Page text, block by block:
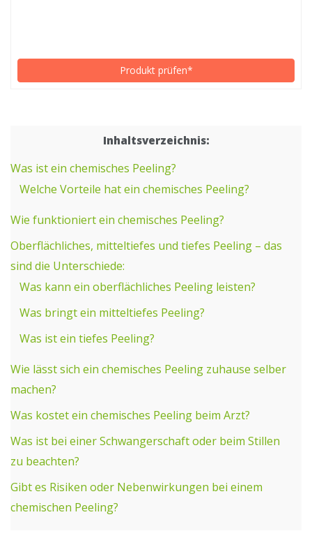
Produkt prüfen*
Inhaltsverzeichnis:
Was ist ein chemisches Peeling?
Welche Vorteile hat ein chemisches Peeling?
Wie funktioniert ein chemisches Peeling?
Oberflächliches, mitteltiefes und tiefes Peeling – das
sind die Unterschiede:
Was kann ein oberflächliches Peeling leisten?
Was bringt ein mitteltiefes Peeling?
Was ist ein tiefes Peeling?
Wie lässt sich ein chemisches Peeling zuhause selber
machen?
Was kostet ein chemisches Peeling beim Arzt?
Was ist bei einer Schwangerschaft oder beim Stillen
zu beachten?
Gibt es Risiken oder Nebenwirkungen bei einem
chemischen Peeling?